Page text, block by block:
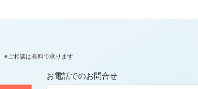
※ご相談は有料で承ります
お電話でのお問合せ